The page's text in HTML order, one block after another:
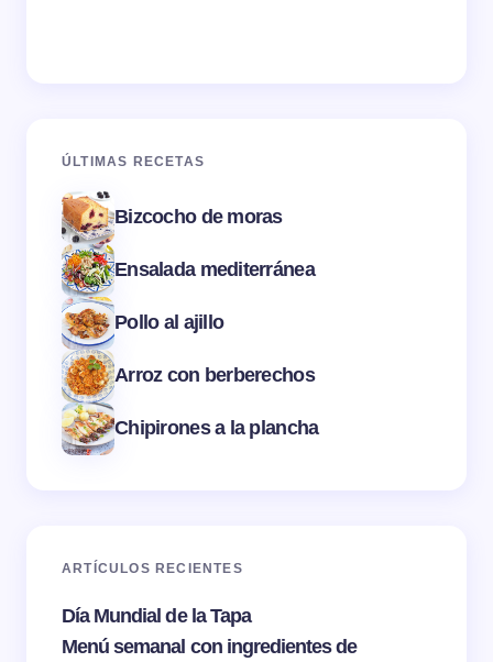
ÚLTIMAS RECETAS
Bizcocho de moras
Ensalada mediterránea
Pollo al ajillo
Arroz con berberechos
Chipirones a la plancha
ARTÍCULOS RECIENTES
Día Mundial de la Tapa
Menú semanal con ingredientes de